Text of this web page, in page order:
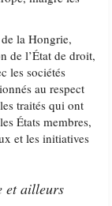
la Hongrie,
de l’État de droit,
les sociétés
au respect
traités qui ont
États membres,
et les initiatives
et ailleurs